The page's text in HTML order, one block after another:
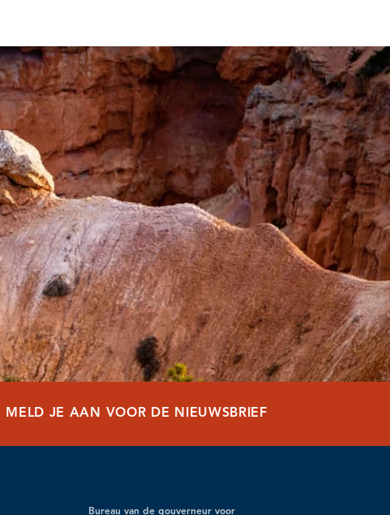
MELD JE AAN VOOR DE NIEUWSBRIEF
Bureau van de gouverneur voor